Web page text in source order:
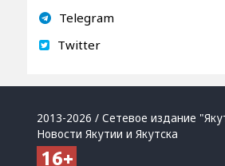
Telegram
Twitter
2013-2026 / Сетевое издание
Новости Якутии и Якутска